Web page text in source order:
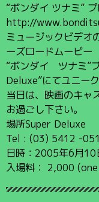
“ボンダイ ツナミ”
http://
ミュージックビデオ
ーズロードムービー
“ボンダイ ツナミ”
Deluxe”にてユニー
当日は、映画のキャ
お過ごし下さい。
場所Super Deluxe
Tel : (03) 5412 -
日時：2005年6月
入場料： 2,000